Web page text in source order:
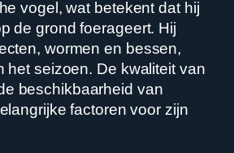
vogel, wat betekent dat hij
de grond foerageert. Hij
wormen en bessen,
het seizoen. De kwaliteit van
beschikbaarheid van
factoren voor zijn